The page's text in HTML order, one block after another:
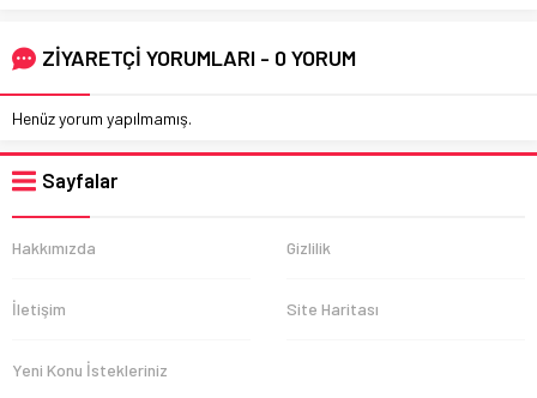
ZİYARETÇİ YORUMLARI - 0 YORUM
Henüz yorum yapılmamış.
Sayfalar
Hakkımızda Gizlilik
İletişim Site Haritası
Yeni Konu İstekleriniz